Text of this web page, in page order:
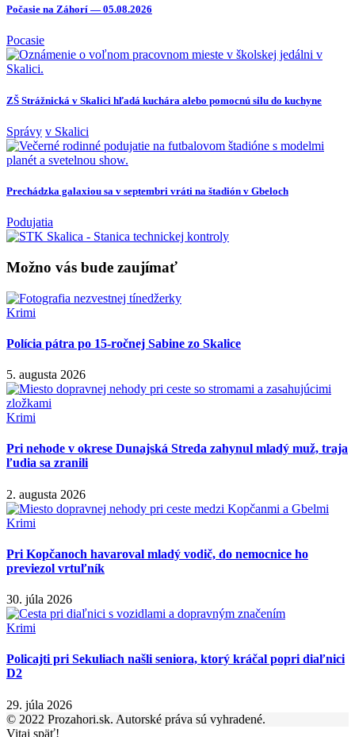
Počasie na Záhorí — 05.08.2026
Pocasie
ZŠ Strážnická v Skalici hľadá kuchára alebo pomocnú silu do kuchyne
Správy v Skalici
Prechádzka galaxiou sa v septembri vráti na štadión v Gbeloch
Podujatia
Možno vás bude zaujímať
Krimi
Polícia pátra po 15-ročnej Sabine zo Skalice
5. augusta 2026
Krimi
Pri nehode v okrese Dunajská Streda zahynul mladý muž, traja
ľudia sa zranili
2. augusta 2026
Krimi
Pri Kopčanoch havaroval mladý vodič, do nemocnice ho
previezol vrtuľník
30. júla 2026
Krimi
Policajti pri Sekuliach našli seniora, ktorý kráčal popri diaľnici
D2
29. júla 2026
© 2022 Prozahori.sk. Autorské práva sú vyhradené.
Vitaj späť!